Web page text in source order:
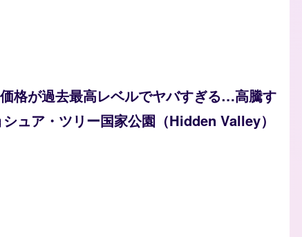
格が過去最高レベルでヤバすぎる…高騰す
ュア・ツリー国家公園（Hidden Valley）